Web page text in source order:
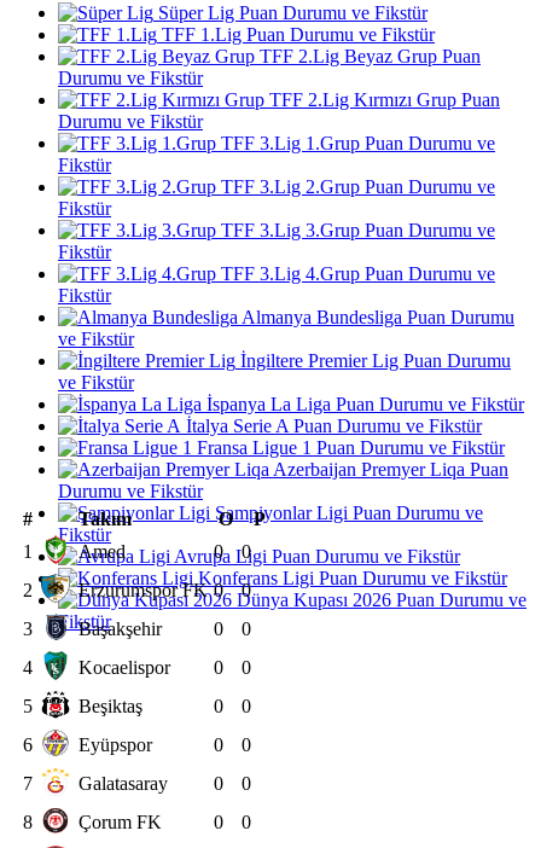
Süper Lig Puan Durumu ve Fikstür
TFF 1.Lig Puan Durumu ve Fikstür
TFF 2.Lig Beyaz Grup Puan
Durumu ve Fikstür
TFF 2.Lig Kırmızı Grup Puan
Durumu ve Fikstür
TFF 3.Lig 1.Grup Puan Durumu ve
Fikstür
TFF 3.Lig 2.Grup Puan Durumu ve
Fikstür
TFF 3.Lig 3.Grup Puan Durumu ve
Fikstür
TFF 3.Lig 4.Grup Puan Durumu ve
Fikstür
Almanya Bundesliga Puan Durumu
ve Fikstür
İngiltere Premier Lig Puan Durumu
ve Fikstür
İspanya La Liga Puan Durumu ve Fikstür
İtalya Serie A Puan Durumu ve Fikstür
Fransa Ligue 1 Puan Durumu ve Fikstür
Azerbaijan Premyer Liqa Puan
Durumu ve Fikstür
Şampiyonlar Ligi Puan Durumu ve
Fikstür
Avrupa Ligi Puan Durumu ve Fikstür
Konferans Ligi Puan Durumu ve Fikstür
Dünya Kupası 2026 Puan Durumu ve
Fikstür
# Takım O
P
1
Amed 0
0
2
Erzurumspor FK 0
0
3
Başakşehir 0
0
4
Kocaelispor 0
0
5
Beşiktaş 0
0
6
Eyüpspor 0
0
7
Galatasaray 0
0
8
Çorum FK 0
0